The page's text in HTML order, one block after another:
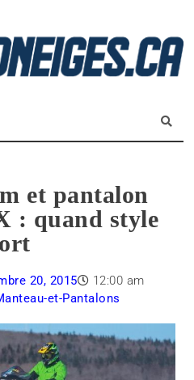
et pantalon
: quand style
20, 2015
12:00 am
et-Pantalons